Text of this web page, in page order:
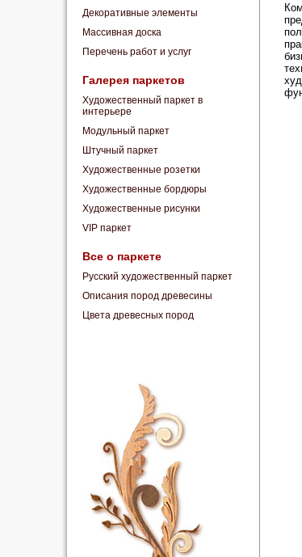
Декоративные элементы
Массивная доска
Перечень работ и услуг
Галерея паркетов
Художественный паркет в
интерьере
Модульный паркет
Штучный паркет
Художественные розетки
Художественные бордюры
Художественные рисунки
VIP паркет
Все о паркете
Русский художественный паркет
Описания пород древесины
Цвета древесных пород